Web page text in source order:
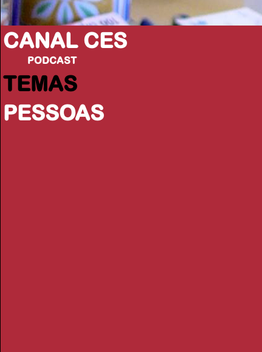
CANAL CES
PODCAST
TEMAS
PESSOAS